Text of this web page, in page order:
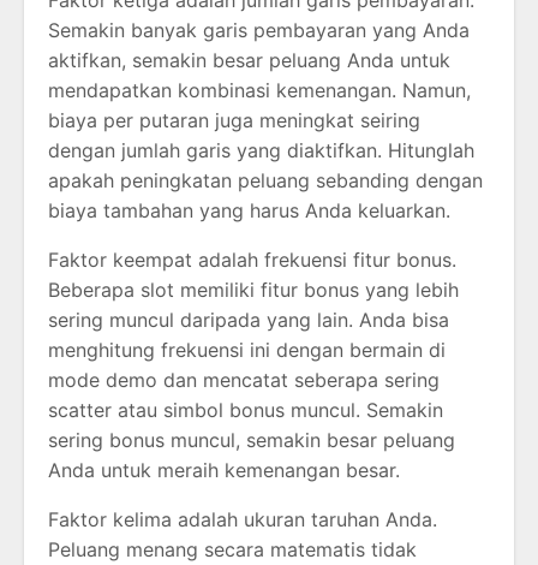
Semakin banyak garis pembayaran yang Anda
aktifkan, semakin besar peluang Anda untuk
mendapatkan kombinasi kemenangan. Namun,
biaya per putaran juga meningkat seiring
dengan jumlah garis yang diaktifkan. Hitunglah
apakah peningkatan peluang sebanding dengan
biaya tambahan yang harus Anda keluarkan.
Faktor keempat adalah frekuensi fitur bonus.
Beberapa slot memiliki fitur bonus yang lebih
sering muncul daripada yang lain. Anda bisa
menghitung frekuensi ini dengan bermain di
mode demo dan mencatat seberapa sering
scatter atau simbol bonus muncul. Semakin
sering bonus muncul, semakin besar peluang
Anda untuk meraih kemenangan besar.
Faktor kelima adalah ukuran taruhan Anda.
Peluang menang secara matematis tidak